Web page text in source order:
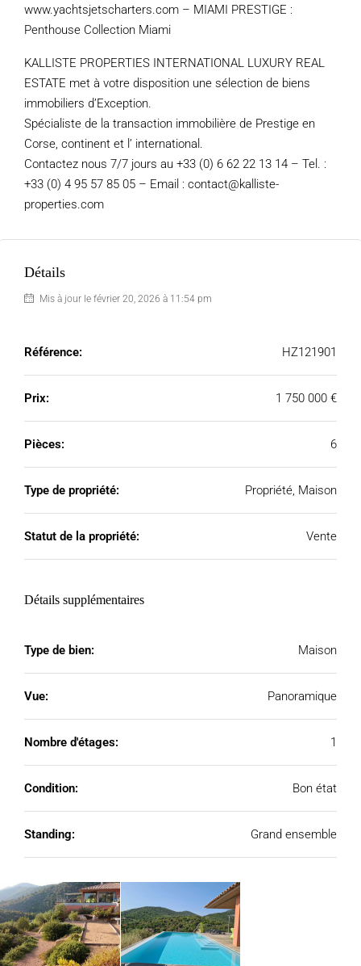
www.yachtsjetscharters.com – MIAMI PRESTIGE :
Penthouse Collection Miami
KALLISTE PROPERTIES INTERNATIONAL LUXURY REAL
ESTATE met à votre disposition une sélection de biens
immobiliers d’Exception.
Spécialiste de la transaction immobilière de Prestige en
Corse, continent et l’ international.
Contactez nous 7/7 jours au +33 (0) 6 62 22 13 14 – Tel. :
+33 (0) 4 95 57 85 05 – Email : contact@kalliste-
properties.com
Détails
Mis à jour le février 20, 2026 à 11:54 pm
Référence: HZ121901
Prix: 1 750 000 €
Pièces: 6
Type de propriété: Propriété, Maison
Statut de la propriété: Vente
Détails supplémentaires
Type de bien: Maison
Vue: Panoramique
Nombre d'étages: 1
Condition: Bon état
Standing: Grand ensemble